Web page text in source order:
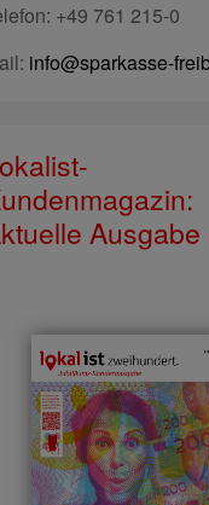
+49 761 215-0
info@sparkasse-
Ausgabe